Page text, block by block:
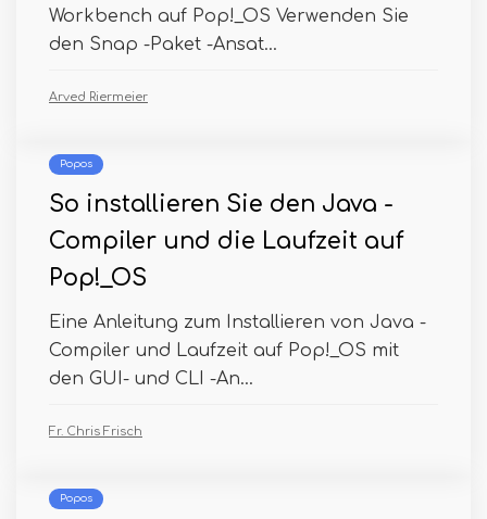
Workbench auf Pop!_OS Verwenden Sie
den Snap -Paket -Ansat...
Arved Riermeier
Popos
So installieren Sie den Java -
Compiler und die Laufzeit auf
Pop!_OS
Eine Anleitung zum Installieren von Java -
Compiler und Laufzeit auf Pop!_OS mit
den GUI- und CLI -An...
Fr. Chris Frisch
Popos